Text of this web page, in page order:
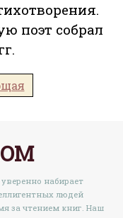
поэт собрал
набирает
людей
за чтением книг. Наш